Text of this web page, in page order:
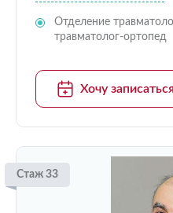
Отделение
травматолог-ортопед
Хочу записаться
Стаж 33